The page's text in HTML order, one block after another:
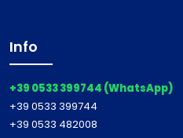
Info
+39 0533 399744 (WhatsApp)
+39 0533 399744
+39 0533 482008